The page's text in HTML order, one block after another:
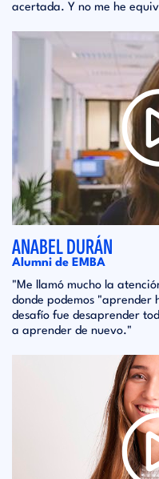
acertada. Y no me he
ANABEL DURÁN
Alumni de EMBA
"Me llamó mucho la
donde podemos "aprender
desafío fue desaprender
a aprender de nuevo."